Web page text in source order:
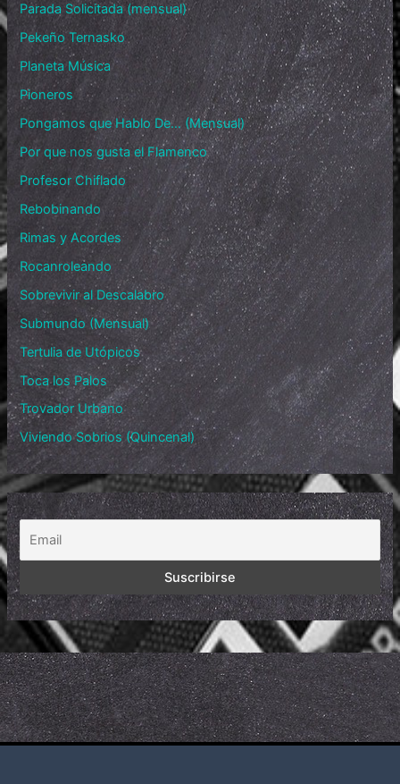
Parada Solicitada (mensual)
Pekeño Ternasko
Planeta Música
Pioneros
Pongamos que Hablo De… (Mensual)
Por que nos gusta el Flamenco
Profesor Chiflado
Rebobinando
Rimas y Acordes
Rocanroleando
Sobrevivir al Descalabro
Submundo (Mensual)
Tertulia de Utópicos
Toca los Palos
Trovador Urbano
Viviendo Sobrios (Quincenal)